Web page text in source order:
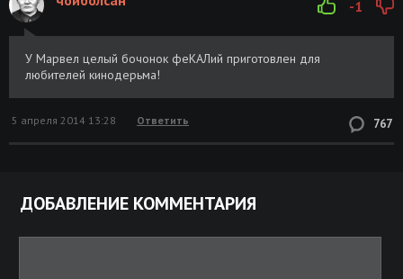
-1
У Марвел целый бочонок феКАЛий приготовлен для
любителей кинодерьма!
767
5 апреля 2014 13:28 Ответить
ДОБАВЛЕНИЕ КОММЕНТАРИЯ